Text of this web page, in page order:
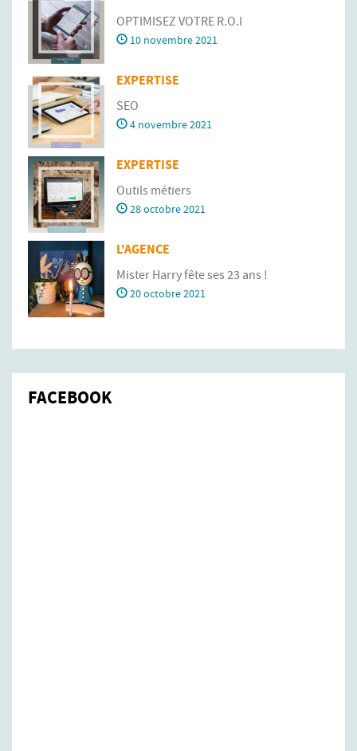
OPTIMISEZ VOTRE R.O.I
10 novembre 2021
EXPERTISE
SEO
4 novembre 2021
EXPERTISE
Outils métiers
28 octobre 2021
L'AGENCE
Mister Harry fête ses 23 ans !
20 octobre 2021
FACEBOOK